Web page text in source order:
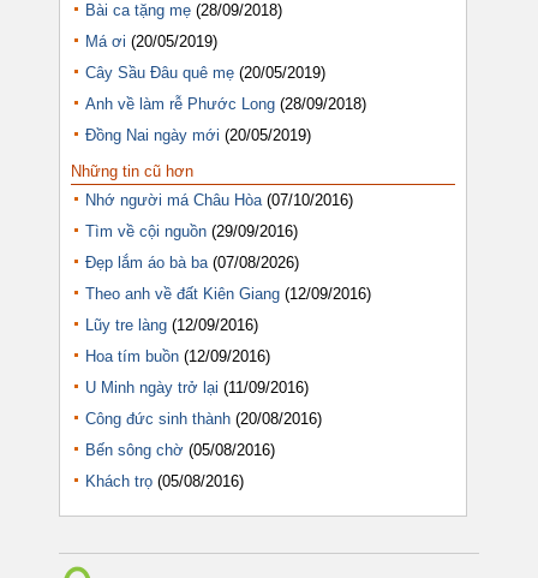
Bài ca tặng mẹ (28/09/2018)
Má ơi (20/05/2019)
Cây Sầu Đâu quê mẹ (20/05/2019)
Anh về làm rễ Phước Long (28/09/2018)
Đồng Nai ngày mới (20/05/2019)
Những tin cũ hơn
Nhớ người má Châu Hòa (07/10/2016)
Tìm về cội nguồn (29/09/2016)
Đẹp lắm áo bà ba (07/08/2026)
Theo anh về đất Kiên Giang (12/09/2016)
Lũy tre làng (12/09/2016)
Hoa tím buồn (12/09/2016)
U Minh ngày trở lại (11/09/2016)
Công đức sinh thành (20/08/2016)
Bến sông chờ (05/08/2016)
Khách trọ (05/08/2016)